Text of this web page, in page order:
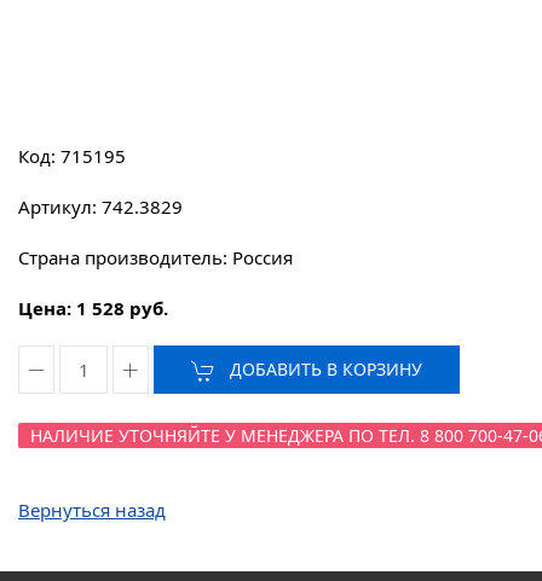
Код: 715195
Артикул: 742.3829
Страна производитель: Россия
Цена: 1 528 руб.
ДОБАВИТЬ В КОРЗИНУ
НАЛИЧИЕ УТОЧНЯЙТЕ У МЕНЕДЖЕРА ПО ТЕЛ. 8 800 700-47-
Вернуться назад